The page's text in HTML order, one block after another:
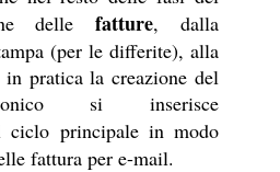
dellefatture, dalla
(per le differite), alla
pratica la creazione del
si inserisce
ciclo principale in modo
fattura per e-mail.